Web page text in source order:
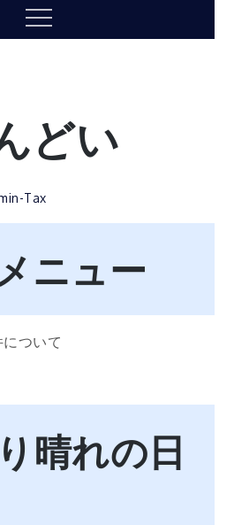
Menu
どい
Tax
ニュー
ついて
晴れの日